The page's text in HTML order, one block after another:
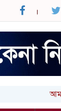
আমাদের